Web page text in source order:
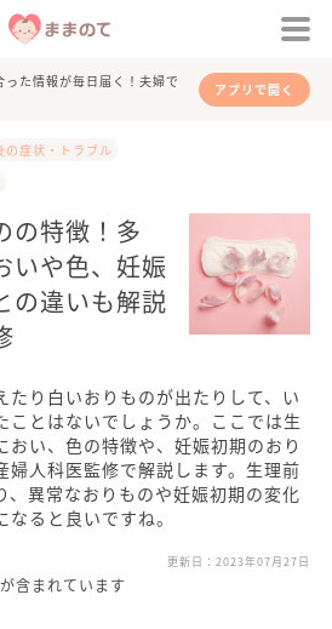
った情報が毎日届く！夫婦で
アプリで開く
症状・トラブル
の特徴！多
いや色、妊娠
の違いも解説
たり白いおりものが出たりして、い
ことはないでしょうか。ここでは生
おい、色の特徴や、妊娠初期のおり
婦人科医監修で解説します。生理前
、異常なおりものや妊娠初期の変化
ると良いですね。
更新日： 2023年07月27日
含まれています